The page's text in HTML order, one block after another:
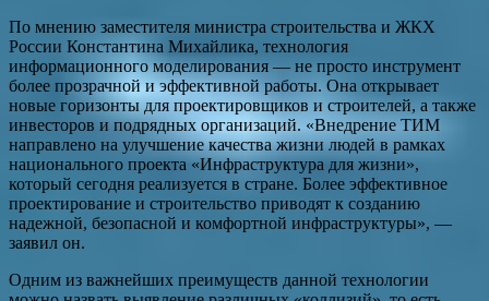
По мнению заместителя министра строительства и ЖКХ
России Константина Михайлика, технология
информационного моделирования — не просто инструмент
более прозрачной и эффективной работы. Она открывает
новые горизонты для проектировщиков и строителей, а также
инвесторов и подрядных организаций. «Внедрение ТИМ
направлено на улучшение качества жизни людей в рамках
национального проекта «Инфраструктура для жизни»,
который сегодня реализуется в стране. Более эффективное
проектирование и строительство приводят к созданию
надежной, безопасной и комфортной инфраструктуры», —
заявил он.
Одним из важнейших преимуществ данной технологии